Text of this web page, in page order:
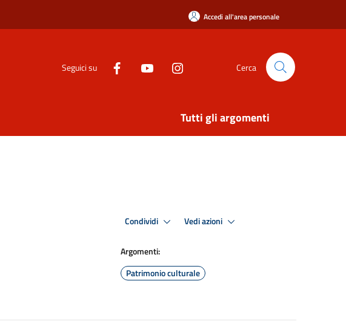
Accedi all'area personale
Seguici su Cerca
Tutti gli argomenti
Condividi Vedi azioni
Argomenti:
Patrimonio culturale